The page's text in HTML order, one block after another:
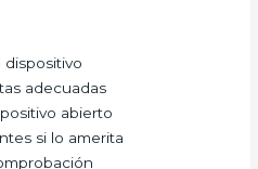
dispositivo
adecuadas
abierto
si lo amerita